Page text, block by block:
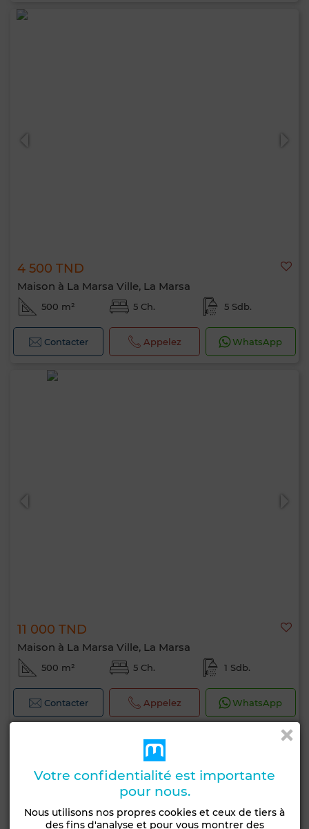
4 500 TND
Maison à La Marsa Ville, La Marsa
500 m² 5 Ch. 5 Sdb.
Contacter Appelez WhatsApp
11 000 TND
Maison à La Marsa Ville, La Marsa
500 m² 5 Ch. 1 Sdb.
Contacter Appelez WhatsApp
Votre confidentialité est importante
pour nous.
Nous utilisons nos propres cookies et ceux de tiers à
des fins d'analyse et pour vous montrer des